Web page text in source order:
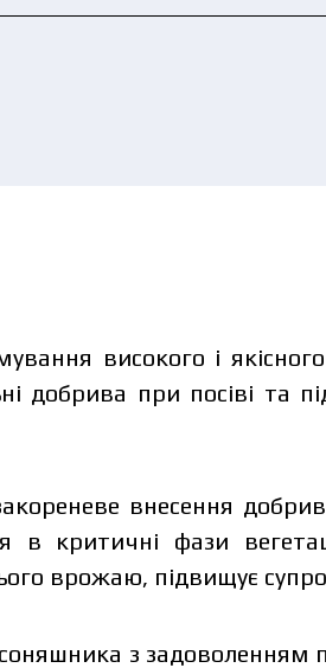
високого і
добрива при посіві та
внесення
в критичні фази
врожаю, підвищує
з
Ви ознайомилися